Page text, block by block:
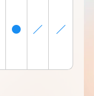
● ／ ／